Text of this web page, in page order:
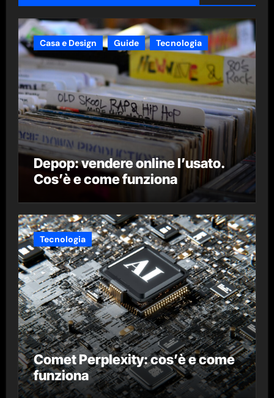
Casa e Design Guide Tecnologia
Depop: vendere online l’usato.
Cos’è e come funziona
Tecnologia
Comet Perplexity: cos’è e come
funziona